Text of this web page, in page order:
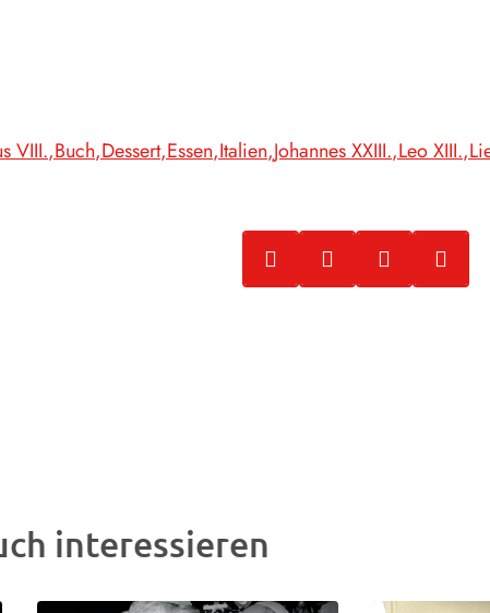
VIII. Buch Dessert Essen Italien Johannes XXIII. Leo XIII.
interessieren